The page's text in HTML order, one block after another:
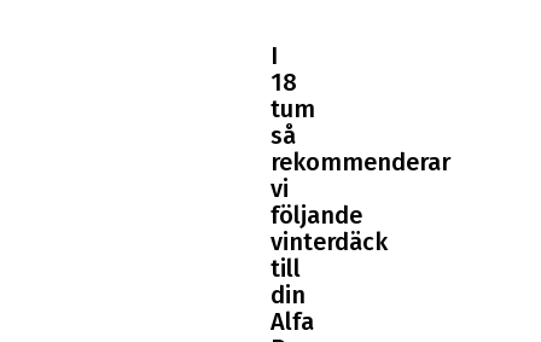
I
18
tum
så
rekommenderar
vi
följande
vinterdäck
till
din
Alfa